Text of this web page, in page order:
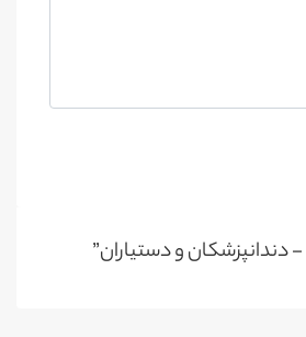
- دندانپزشکان و دستیاران”